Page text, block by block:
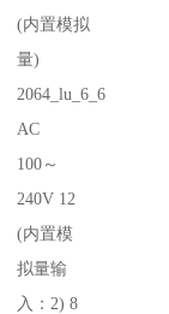
(内置模拟
量)
2064_lu_6_6
AC
100～
240V 12
(内置模
拟量输
入：2) 8